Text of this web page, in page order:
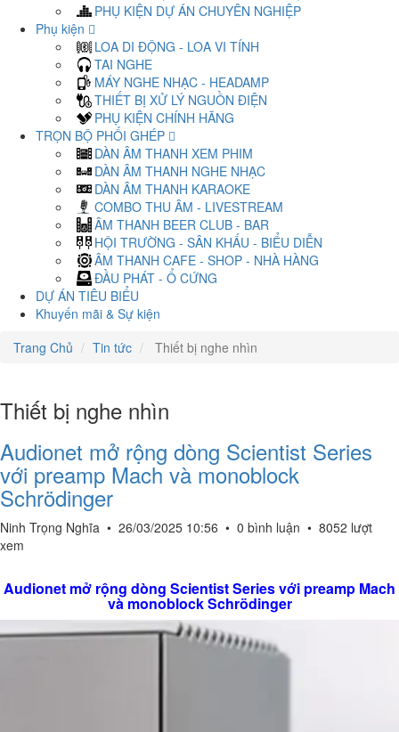
PHỤ KIỆN DỰ ÁN CHUYÊN NGHIỆP
Phụ kiện
LOA DI ĐỘNG - LOA VI TÍNH
TAI NGHE
MÁY NGHE NHẠC - HEADAMP
THIẾT BỊ XỬ LÝ NGUỒN ĐIỆN
PHỤ KIỆN CHÍNH HÃNG
TRỌN BỘ PHỐI GHÉP
DÀN ÂM THANH XEM PHIM
DÀN ÂM THANH NGHE NHẠC
DÀN ÂM THANH KARAOKE
COMBO THU ÂM - LIVESTREAM
ÂM THANH BEER CLUB - BAR
HỘI TRƯỜNG - SÂN KHẤU - BIỂU DIỄN
ÂM THANH CAFE - SHOP - NHÀ HÀNG
ĐẦU PHÁT - Ổ CỨNG
DỰ ÁN TIÊU BIỂU
Khuyến mãi & Sự kiện
Trang Chủ
Tin tức Thiết bị nghe nhìn
Thiết bị nghe nhìn
Audionet mở rộng dòng Scientist Series
với preamp Mach và monoblock
Schrödinger
Ninh Trọng Nghĩa • 26/03/2025 10:56 • 0 bình luận • 8052 lượt
xem
Audionet mở rộng dòng Scientist Series với preamp Mach
và monoblock Schrödinger